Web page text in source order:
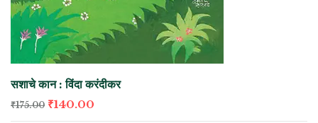
सशाचे कान : विंदा करंदीकर
₹175.00 ₹140.00